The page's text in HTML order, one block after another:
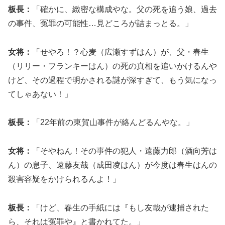
板長：
「確かに、緻密な構成やな。父の死を追う娘、過去
の事件、冤罪の可能性…見どころが詰まっとる。」
女将：
「せやろ！？心麦（広瀬すずはん）が、父・春生
（リリー・フランキーはん）の死の真相を追いかけるんや
けど、その過程で明かされる謎が深すぎて、もう気になっ
てしゃあない！」
板長： 「22年前の東賀山事件が絡んどるんやな。」
女将：
「そやねん！その事件の犯人・遠藤力郎（酒向芳は
ん）の息子、遠藤友哉（成田凌はん）が今度は春生はんの
殺害容疑をかけられるんよ！」
板長：
「けど、春生の手紙には『もし友哉が逮捕された
ら、それは冤罪や』と書かれてた。」